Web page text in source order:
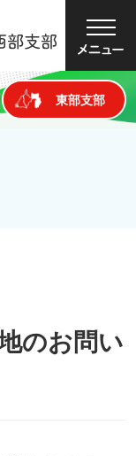
東部支部
のお問い